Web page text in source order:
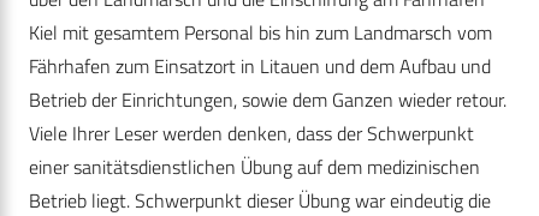
Kiel mit gesamtem Personal bis hin zum Landmarsch vom
Fährhafen zum Einsatzort in Litauen und dem Aufbau und
Betrieb der Einrichtungen, sowie dem Ganzen wieder retour.
Viele Ihrer Leser werden denken, dass der Schwerpunkt
einer sanitätsdienstlichen Übung auf dem medizinischen
Betrieb liegt. Schwerpunkt dieser Übung war eindeutig die